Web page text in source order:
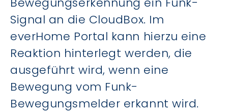
Signal an die CloudBox. Im
everHome Portal kann hierzu eine
Reaktion hinterlegt werden, die
ausgeführt wird, wenn eine
Bewegung vom Funk-
Bewegungsmelder erkannt wird.